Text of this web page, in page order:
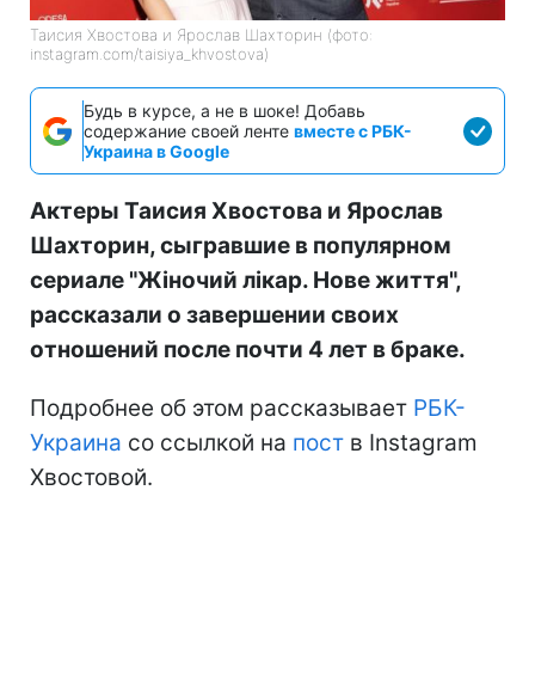
Таисия Хвостова и Ярослав Шахторин (фото:
instagram.com/taisiya_khvostova)
Будь в курсе, а не в шоке! Добавь
содержание своей ленте вместе с РБК-
Украина в Google
Актеры Таисия Хвостова и Ярослав
Шахторин, сыгравшие в популярном
сериале "Жіночий лікар. Нове життя",
рассказали о завершении своих
отношений после почти 4 лет в браке.
Подробнее об этом рассказывает РБК-
Украина со ссылкой на пост в Instagram
Хвостовой.